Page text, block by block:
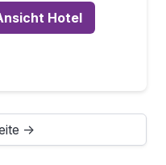
Hotel
→